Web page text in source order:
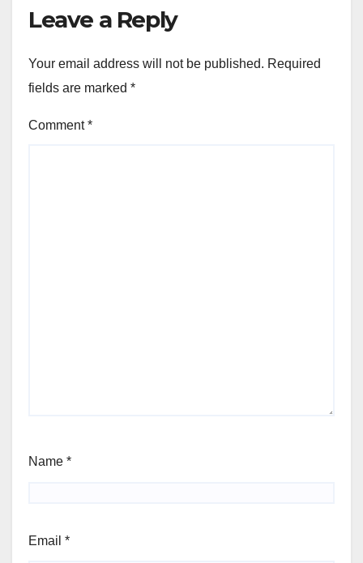
Leave a Reply
Your email address will not be published. Required
fields are marked *
Comment*
Name *
Email *